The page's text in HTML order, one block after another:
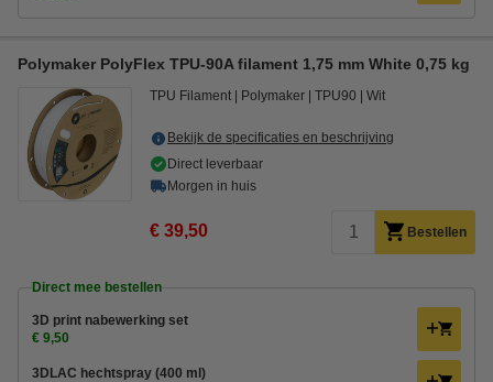
Polymaker PolyFlex TPU-90A filament 1,75 mm White 0,75 kg
TPU Filament Polymaker TPU90 Wit
Bekijk de specificaties en beschrijving
Direct leverbaar
Morgen in huis
€ 39,50 Bestellen
Direct mee bestellen
3D print nabewerking set
€ 9,50
3DLAC hechtspray (400 ml)